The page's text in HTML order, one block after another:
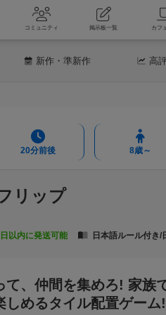
ボードゲーム会 コミュニティ 掲示板
新作 ・準新作 高
20分前後 8歳～
リップ
以内に発送可能 日本語ルール付き/
て、仲間を集めろ! 家族
しめるタイル配置ゲーム!